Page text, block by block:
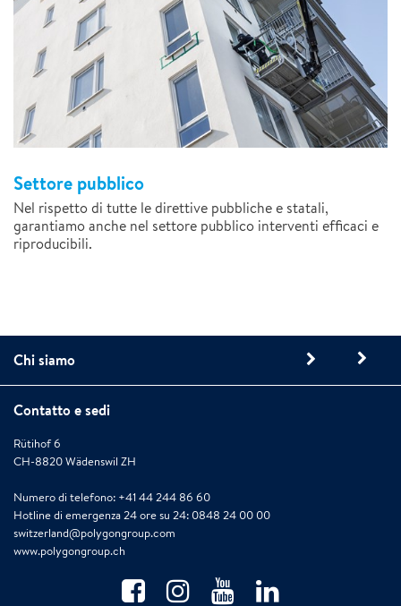
Settore pubblico
Nel rispetto di tutte le direttive pubbliche e statali,
garantiamo anche nel settore pubblico interventi efficaci e
riproducibili.
Chi siamo
Contatto e sedi
Rütihof 6
CH-8820 Wädenswil ZH
Numero di telefono: +41 44 244 86 60
Hotline di emergenza 24 ore su 24: 0848 24 00 00
switzerland@polygongroup.com
www.polygongroup.ch